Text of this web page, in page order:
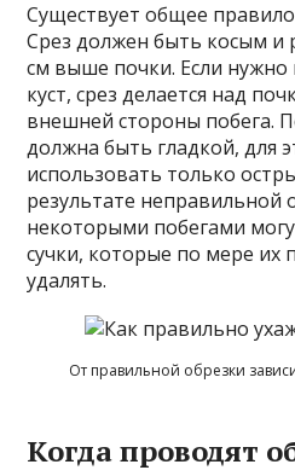
Существует общее
Срез должен быть косым и
см выше почки. Если нужно
куст, срез делается над
внешней стороны побега.
должна быть гладкой, для
использовать только
результате неправильной
некоторыми побегами
сучки, которые по мере их
удалять.
От правильной обрезки
Когда проводят